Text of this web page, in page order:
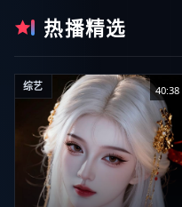
热播精选
综艺 40:38